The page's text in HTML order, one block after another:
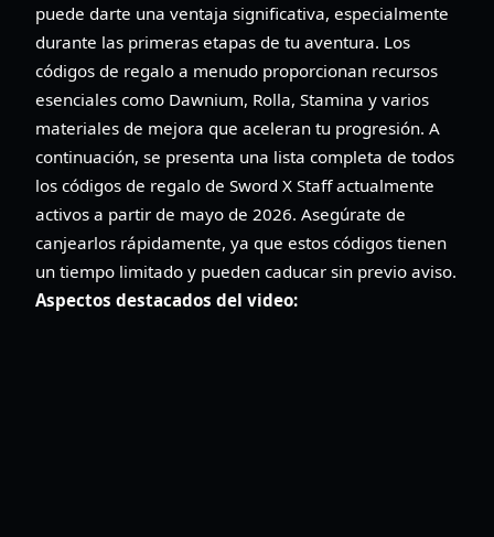
puede darte una ventaja significativa, especialmente
durante las primeras etapas de tu aventura. Los
códigos de regalo a menudo proporcionan recursos
esenciales como Dawnium, Rolla, Stamina y varios
materiales de mejora que aceleran tu progresión. A
continuación, se presenta una lista completa de todos
los códigos de regalo de Sword X Staff actualmente
activos a partir de mayo de 2026. Asegúrate de
canjearlos rápidamente, ya que estos códigos tienen
un tiempo limitado y pueden caducar sin previo aviso.
Aspectos destacados del video: